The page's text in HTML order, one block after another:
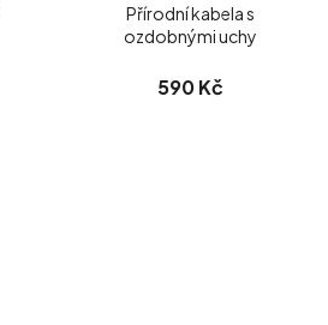
Přírodní kabela s
ozdobnými uchy
590 Kč